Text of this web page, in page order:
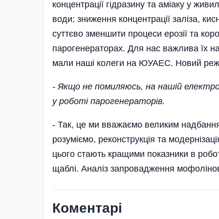
концентрації гідразину та аміаку у
води; зниження концентрації заліза,
суттєво зменшити процеси ерозії та
парогенераторах. Для нас важлива їх
мали наші колеги на ЮУАЕС. Новий
- Якщо не помиляюсь, на нашій
у роботі парогенераторів.
- Так, це ми вважаємо великим
розуміємо, реконструкція та
цього стають кращими показники в
щаблі. Аналіз запровадження
Коментарі